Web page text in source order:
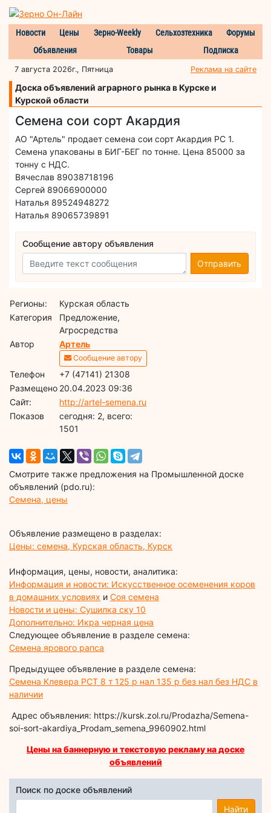
Новости Цены Зерно-Weekly Сельхозтехника
Форумы
Объявления
Товары Подписка
7 августа 2026г., Пятница Реклама на сайте
Доска объявлений аграрного рынка в Курске и
Курской области
Семена сои сорт Акардия
АО "Артель" продает семена сои сорт Акардия РС 1.
Семена упакованы в БИГ-БЕГ по тонне. Цена 85000 за
тонну с НДС.
Вячеслав 89038718196
Сергей 89066900000
Наталья 89524948272
Наталья 89065739891
Сообщение автору объявления
Отправить
Регионы:
Курская область
Категория
Предложение,
Агросредства
Автор
Артель
Сообщение автору
Телефон
+7 (47141) 21308
Размещено 20.04.2023 09:36
Сайт:
http://artel-semena.ru
Показов
cегодня: 2, всего:
1501
Смотрите также предложения на Промышленной доске
объявлений (pdo.ru):
Семена, цены
Объявление размещено в разделах:
Цены: семена, Курская область, Курск
Информация, цены, новости, аналитика:
Информация и новости: Искусственное осеменения коров
в домашних условиях и Соя семена
Новости и цены: Сушилка ску 10
Дополнительно: Икра черная цена
Следующее объявление в разделе семена:
Семена ярового рапса
Предыдущее объявление в разделе семена:
Семена Клевера РСТ 8 т 125 р нал 135 р без нал без НДС в
наличии
Адрес объявления: https://kursk.zol.ru/Prodazha/Semena-
soi-sort-akardiya_Prodam_semena_9960902.html
Цены на баннерную и текстовую рекламу на доске
объявлений
Поиск по доске объявлений
Найти